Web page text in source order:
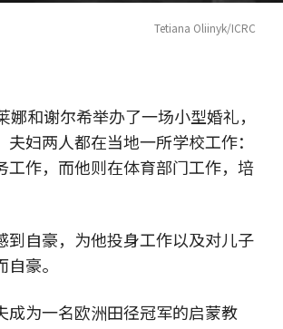
Tetiana Oliinyk/ICRC
娜和谢尔希举办了一场小型婚礼，
妇两人都在当地一所学校工作：
工作，而他则在体育部门工作，培
到自豪，为他投身工作以及对儿子
豪。
成为一名欧洲田径冠军的启蒙教